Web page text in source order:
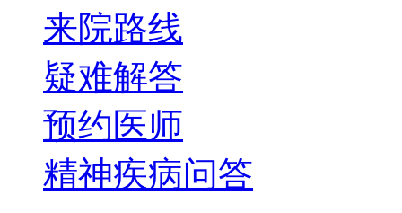
来院路线
疑难解答
预约医师
精神疾病问答